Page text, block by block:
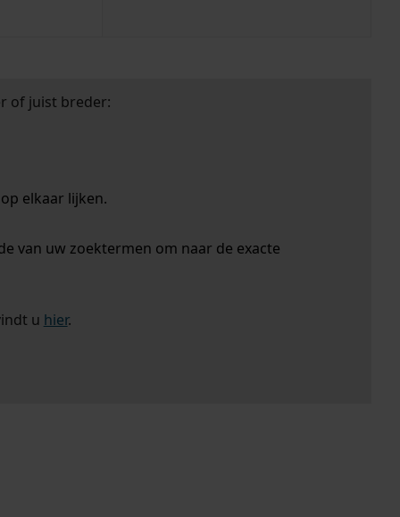
of juist breder:
elkaar lijken.
van uw zoektermen om naar de exacte
u hier.